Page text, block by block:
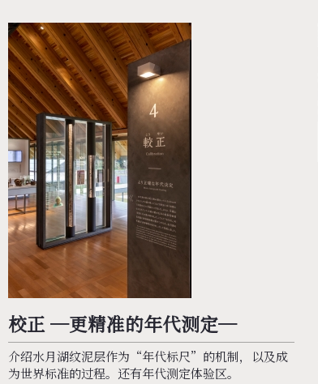
校正 ─更精准的年代测定─
介绍水月湖纹泥层作为“年代标尺”的机制，以及成
为世界标准的过程。还有年代测定体验区。